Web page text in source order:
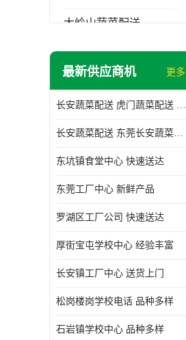
大岭山蔬菜配送
长安蔬菜配送
最新供应商机 更多
长安蔬菜配送 虎门蔬菜配送 厚街蔬菜配送 大朗蔬菜配送
长安蔬菜配送 东莞长安蔬菜配送哪家好
东坑镇食堂中心 快速送达
东莞工厂中心 新鲜产品
罗湖区工厂公司 快速送达
厚街宝屯学校中心 经验丰富
长安镇工厂中心 送货上门
松岗楼岗学校电话 品种多样
石岩镇学校中心 品种多样